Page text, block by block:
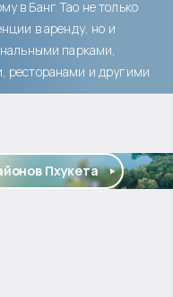
в Банг Тао не только
в аренду, но и
парками,
ресторанами и другими
Пхукета